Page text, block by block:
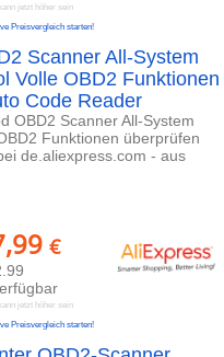
jetzt höher sein
Preisvergleich starten!
Scanner All-System
Volle OBD2 Funktionen
Code Reader
OBD2 Scanner All-System
Funktionen überprüfen
de.aliexpress.com - aus
€
jetzt höher sein
Preisvergleich starten!